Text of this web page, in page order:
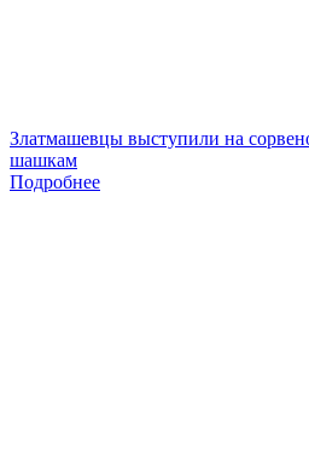
Златмашевцы выступили на
шашкам
Подробнее